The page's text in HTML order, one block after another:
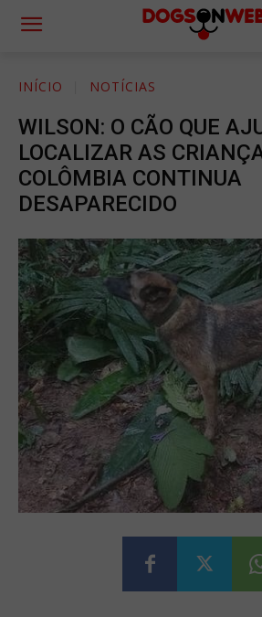
INÍCIO NOTÍCIAS
WILSON: O CÃO QUE
LOCALIZAR AS
COLÔMBIA CONTINUA
DESAPARECIDO